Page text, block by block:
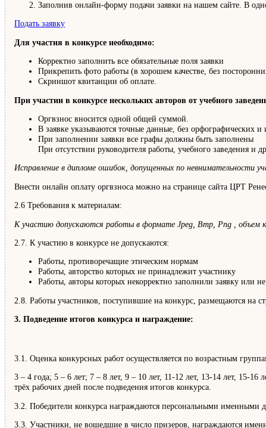
Заполнив онлайн-форму подачи заявки на нашем сайте. В
Подать заявку
Для участия в конкурсе необходимо:
Корректно заполнить все обязательные поля заявки
Прикрепить фото работы (в хорошем качестве, без
Скриншот квитанции об оплате.
При участии в конкурсе нескольких авторов от учебного
Оргвзнос вносится одной общей суммой.
В заявке указываются точные данные, без орфографических
При заполнении заявки все графы должны быть заполнены
При отсутствии руководителя работы, учебного заведения и
Исправление в дипломе ошибок, допущенных по невнимательности
Внести онлайн оплату оргвзноса можно на странице сайта ЦРТ
2.6 Требования к материалам:
К участию допускаются работы в формате Jpeg, Bmp, Png , объем
2.7. К участию в конкурсе не допускаются:
Работы, противоречащие этическим нормам
Работы, авторство которых не принадлежит участнику
Работы, авторы которых некорректно заполнили заявку или
2.8. Работы участников, поступившие на конкурс, размещаются на
3. Подведение итогов конкурса и награждение:
3.1. Оценка конкурсных работ осуществляется по возрастным
3 – 4 года; 5 – 6 лет; 7 – 8 лет, 9 – 10 лет, 11-12 лет, 13-14 лет, 15-
трёх рабочих дней после подведения итогов конкурса.
3.2. Победители конкурса награждаются персональными именными
3.3. Участники, не вошедшие в число призеров, награждаются